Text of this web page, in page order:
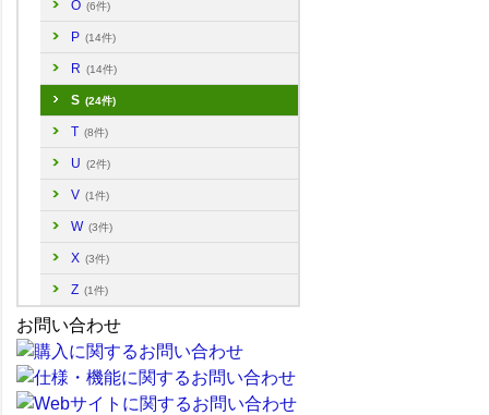
O (6件)
P (14件)
R (14件)
S (24件)
T (8件)
U (2件)
V (1件)
W (3件)
X (3件)
Z (1件)
お問い合わせ